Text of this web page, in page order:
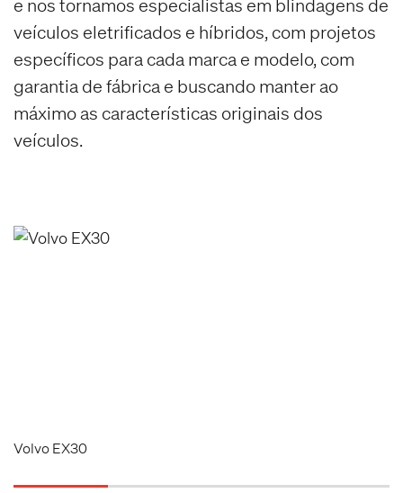
e nos tornamos especialistas em blindagens de
veículos eletrificados e híbridos, com projetos
específicos para cada marca e modelo, com
garantia de fábrica e buscando manter ao
máximo as características originais dos
veículos.
Volvo EX30